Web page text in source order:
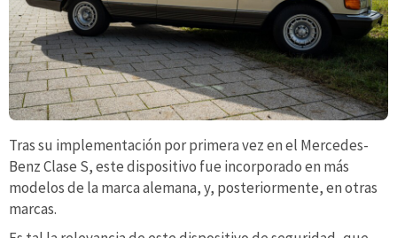
Tras su implementación por primera vez en el Mercedes-
Benz Clase S, este dispositivo fue incorporado en más
modelos de la marca alemana, y, posteriormente, en otras
marcas.